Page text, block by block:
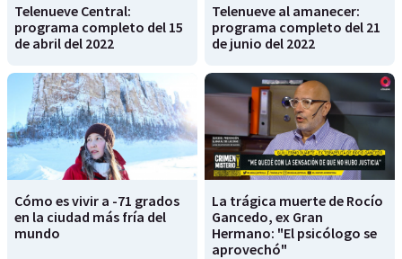
Telenueve Central:
programa completo del 15
de abril del 2022
Telenueve al amanecer:
programa completo del 21
de junio del 2022
Cómo es vivir a -71 grados
en la ciudad más fría del
mundo
La trágica muerte de Rocío
Gancedo, ex Gran
Hermano: "El psicólogo se
aprovechó"